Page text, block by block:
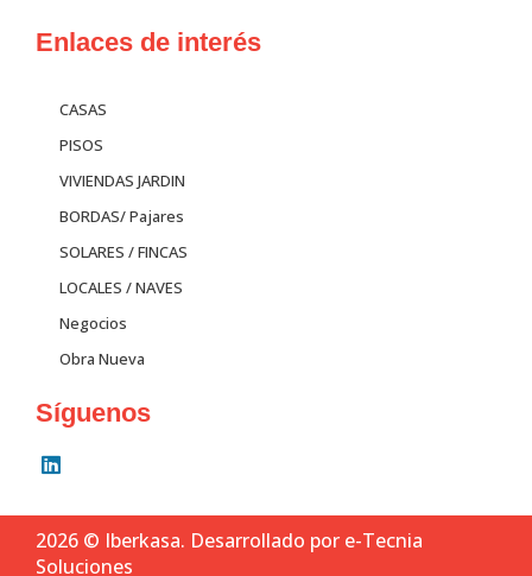
Enlaces de interés
CASAS
PISOS
VIVIENDAS JARDIN
BORDAS/ Pajares
SOLARES / FINCAS
LOCALES / NAVES
Negocios
Obra Nueva
Síguenos
L
i
k
e
d
2026 © Iberkasa. Desarrollado por e-Tecnia
Soluciones